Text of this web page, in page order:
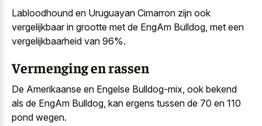
Labloodhound en Uruguayan Cimarron zijn ook
vergelijkbaar in grootte met de EngAm Bulldog, met een
vergelijkbaarheid van 96%.
Vermenging en rassen
De Amerikaanse en Engelse Bulldog-mix, ook bekend
als de EngAm Bulldog, kan ergens tussen de 70 en 110
pond wegen.